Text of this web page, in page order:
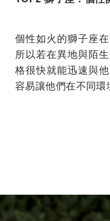
個性如火的獅子座
所以若在異地與陌
格很快就能迅速與
容易讓他們在不同環